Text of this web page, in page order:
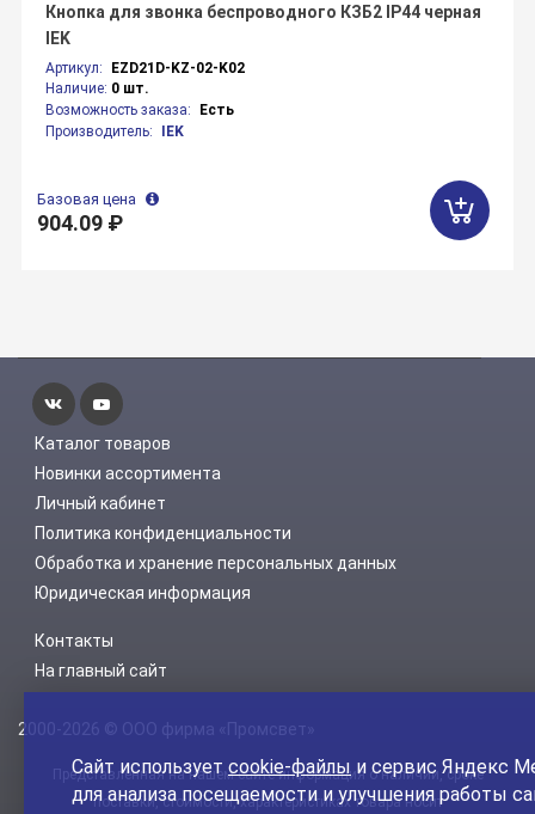
Артикул:
EZD21D-KZ-02-K02
Наличие: 0 шт.
Возможность заказа:
Есть
Производитель:
IEK
Кнопка для звонка беспроводного КЗБ2 IP44 черная
IEK
Базовая цена
904.09 ₽
Каталог товаров
Новинки ассортимента
Личный кабинет
Политика конфиденциальности
Обработка и хранение персональных данных
Юридическая информация
Контакты
На главный сайт
2000-2026 © ООО фирма «Промсвет»
Представленная на нашем сайте информация о наличии, сроке
поставки, стоимости, характеристиках товара носит
Сайт используетcookie-файлы и сервис Яндекс
для анализа посещаемости и улучшения работы